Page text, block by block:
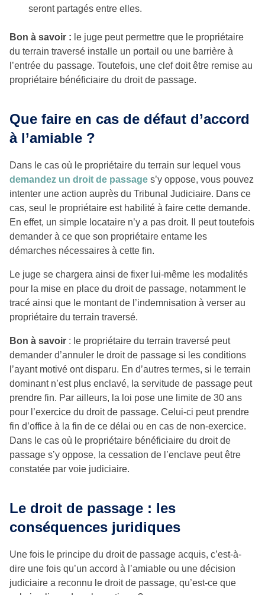
seront partagés entre elles.
Bon à savoir : le juge peut permettre que le propriétaire
du terrain traversé installe un portail ou une barrière à
l’entrée du passage. Toutefois, une clef doit être remise au
propriétaire bénéficiaire du droit de passage.
Que faire en cas de défaut d’accord
à l’amiable ?
Dans le cas où le propriétaire du terrain sur lequel vous
demandez un droit de passage s’y oppose, vous pouvez
intenter une action auprès du Tribunal Judiciaire. Dans ce
cas, seul le propriétaire est habilité à faire cette demande.
En effet, un simple locataire n’y a pas droit. Il peut toutefois
demander à ce que son propriétaire entame les
démarches nécessaires à cette fin.
Le juge se chargera ainsi de fixer lui-même les modalités
pour la mise en place du droit de passage, notamment le
tracé ainsi que le montant de l’indemnisation à verser au
propriétaire du terrain traversé.
Bon à savoir : le propriétaire du terrain traversé peut
demander d’annuler le droit de passage si les conditions
l’ayant motivé ont disparu. En d’autres termes, si le terrain
dominant n’est plus enclavé, la servitude de passage peut
prendre fin. Par ailleurs, la loi pose une limite de 30 ans
pour l’exercice du droit de passage. Celui-ci peut prendre
fin d’office à la fin de ce délai ou en cas de non-exercice.
Dans le cas où le propriétaire bénéficiaire du droit de
passage s’y oppose, la cessation de l’enclave peut être
constatée par voie judiciaire.
Le droit de passage : les
conséquences juridiques
Une fois le principe du droit de passage acquis, c’est-à-
dire une fois qu’un accord à l’amiable ou une décision
judiciaire a reconnu le droit de passage, qu’est-ce que